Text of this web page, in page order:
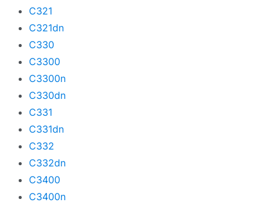
C321
C321dn
C330
C3300
C3300n
C330dn
C331
C331dn
C332
C332dn
C3400
C3400n